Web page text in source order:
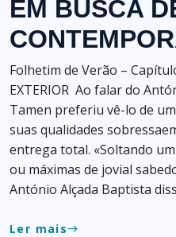
EM BUSCA
Folhetim de Verão –
EXTERIOR Ao falar do
Tamen preferiu vê-lo de
suas qualidades
entrega total. «Soltando
ou máximas de jovial
António Alçada Baptista
Ler maiseast